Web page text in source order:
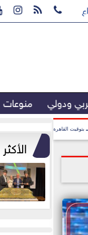
  
القهوة المختصة...
ودولي منوعات
بتوقيت القاهرة
محور